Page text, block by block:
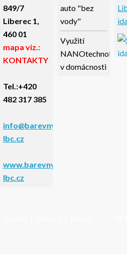
849/7
Liberec 1,
460 01
mapa viz.:
KONTAKTY
Tel.:+420
482 317 385
info@barevnysvet-
lbc.cz
www.barevnysvet-
lbc.cz
auto "bez
vody"
Využití
NANOtechnologie
v domácnosti